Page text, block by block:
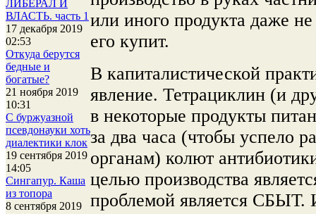
ЛИБЕРАЛ И
ВЛАСТЬ. часть 1
17 декабря 2019
02:53
Откуда берутся
бедные и
богатые?
21 ноября 2019
10:31
С буржуазной
псевдонауки хоть
диалектики клок
19 сентября 2019
14:05
Сингапур. Каша
из топора
8 сентября 2019
или иного продукта даже
его купит.
В капиталистической
явление. Тетрациклин (и
в некоторые продукты
за два часа (чтобы успело
органам) колют
целью производства
проблемой является СБЫТ.